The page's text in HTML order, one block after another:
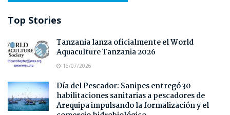
Top Stories
Tanzania lanza oficialmente el World
Aquaculture Tanzania 2026
16/07/2026
Día del Pescador: Sanipes entregó 30
habilitaciones sanitarias a pescadores de
Arequipa impulsando la formalización y el